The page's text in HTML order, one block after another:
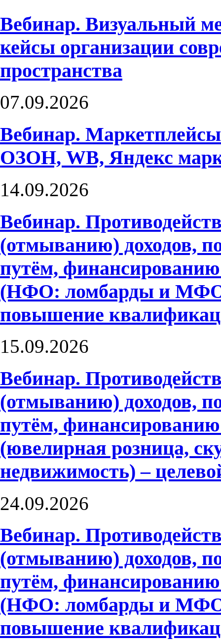
Вебинар. Визуальный
кейсы организации
пространства
07.09.2026
Вебинар.
ОЗОН, WB, Яндекс
14.09.2026
Вебинар.
(отмыванию) доходов,
путём,
(НФО: ломбарды и МФО)
повышение
15.09.2026
Вебинар.
(отмыванию) доходов,
путём,
(ювелирная розница,
недвижимость) –
24.09.2026
Вебинар.
(отмыванию) доходов,
путём,
(НФО: ломбарды и МФО)
повышение